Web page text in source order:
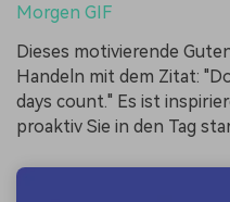
Morgen GIF
Dieses motivierende
Handeln mit dem Zitat:
days count." Es ist
proaktiv Sie in den Tag